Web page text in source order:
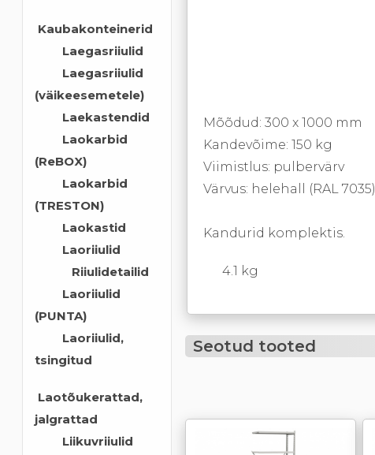
Kaubakonteinerid
Laegasriiulid
Laegasriiulid
(väikeesemetele)
Laekastendid
Laokarbid
(ReBOX)
Laokarbid
(TRESTON)
Laokastid
Laoriiulid
Riiulidetailid
Laoriiulid
(PUNTA)
Laoriiulid,
tsingitud
Laotõukerattad,
jalgrattad
Liikuvriiulid
Mõõdud: 300 x 1000 mm
Kandevõime: 150 kg
Viimistlus: pulbervärv
Värvus: helehall (RAL 7035)
Kandurid komplektis.
4.1 kg
Seotud tooted